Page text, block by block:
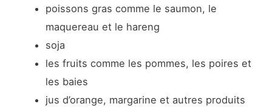
poissons gras comme le saumon, le
maquereau et le hareng
soja
les fruits comme les pommes, les poires et
les baies
jus d’orange, margarine et autres produits